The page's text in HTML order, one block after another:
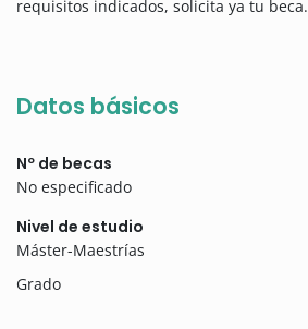
requisitos indicados, solicita ya tu beca.
Datos básicos
Nº de becas
No especificado
Nivel de estudio
Máster-Maestrías
Grado